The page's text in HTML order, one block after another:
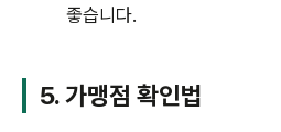
좋습니다.
5. 가맹점 확인법